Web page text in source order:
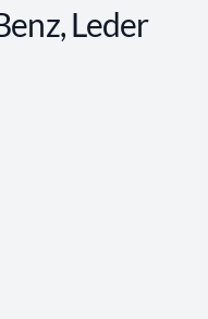
Leder